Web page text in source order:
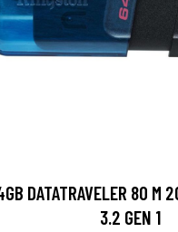
DATATRAVELER 80 M
3.2 GEN 1